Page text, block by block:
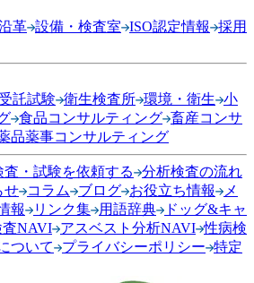
革 設備・検査室 ISO認定情報
採用
受託試験 衛生検査所 環境・衛生 小
食品コンサルティング 畜産コンサ
品薬事コンサルティング
査・試験を依頼する
分析検査の流れ
せ コラム ブログ お役立ち情報
メ
報 リンク集 用語辞典
ドッグ&キャ
査NAVI アスベスト分析NAVI 性病検
ついて プライバシーポリシー 特定